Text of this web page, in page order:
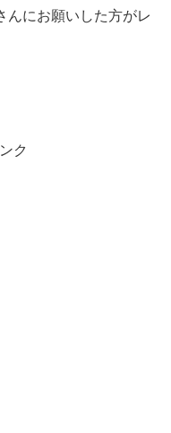
んにお願いした方がレ
ク